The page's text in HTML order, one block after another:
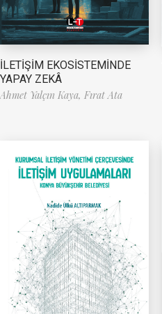
İLETİŞİM EKOSİSTEMİNDE
YAPAY ZEKÂ
Ahmet Yalçın Kaya, Fırat Ata